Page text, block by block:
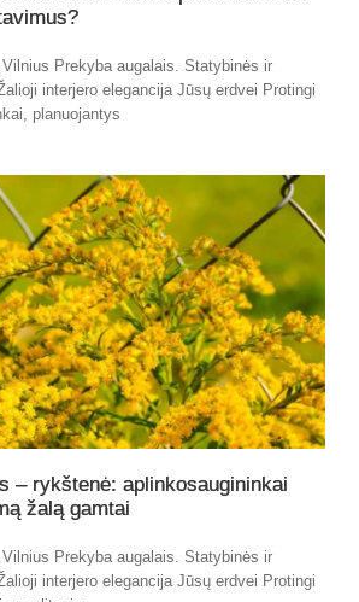
Prekyba augalais. Statybinės ir
interjero elegancija Jūsų erdvei Protingi
planuojantys
– rykštenė: aplinkosaugininkai
žalą gamtai
Prekyba augalais. Statybinės ir
interjero elegancija Jūsų erdvei Protingi